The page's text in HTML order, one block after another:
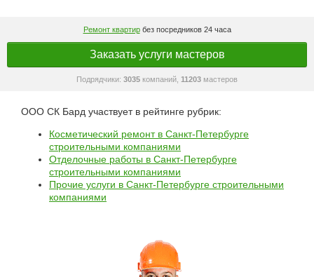
Ремонт квартирбез посредников 24 часа
Заказать услуги мастеров
Подрядчики: 3035 компаний, 11203 мастеров
ООО СК Бард участвует в рейтинге рубрик:
Косметический ремонт в Санкт-Петербурге
строительными компаниями
Отделочные работы в Санкт-Петербурге
строительными компаниями
Прочие услуги в Санкт-Петербурге строительными
компаниями